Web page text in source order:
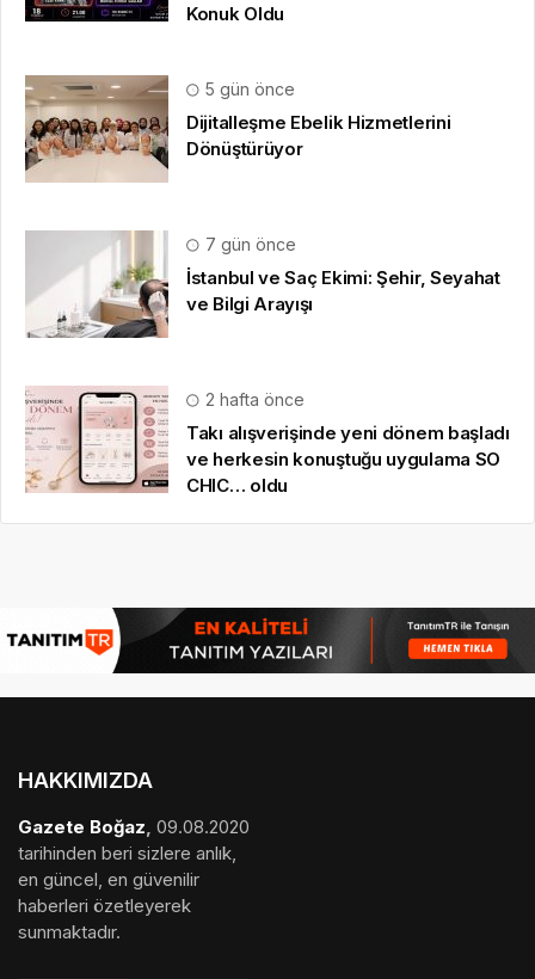
Konuk Oldu
5 gün önce
Dijitalleşme Ebelik Hizmetlerini
Dönüştürüyor
7 gün önce
İstanbul ve Saç Ekimi: Şehir, Seyahat
ve Bilgi Arayışı
2 hafta önce
Takı alışverişinde yeni dönem başladı
ve herkesin konuştuğu uygulama SO
CHIC… oldu
HAKKIMIZDA
Gazete Boğaz, 09.08.2020
tarihinden beri sizlere anlık,
en güncel, en güvenilir
haberleri özetleyerek
sunmaktadır.